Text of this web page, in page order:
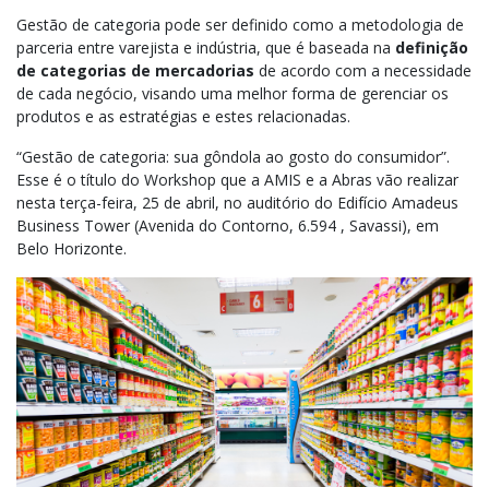
Gestão de categoria pode ser definido como a metodologia de
parceria entre varejista e indústria, que é baseada na definição
de categorias de mercadorias de acordo com a necessidade
de cada negócio, visando uma melhor forma de gerenciar os
produtos e as estratégias e estes relacionadas.
“Gestão de categoria: sua gôndola ao gosto do consumidor”.
Esse é o título do Workshop que a AMIS e a Abras vão realizar
nesta terça-feira, 25 de abril, no auditório do Edifício Amadeus
Business Tower (Avenida do Contorno, 6.594 , Savassi), em
Belo Horizonte.